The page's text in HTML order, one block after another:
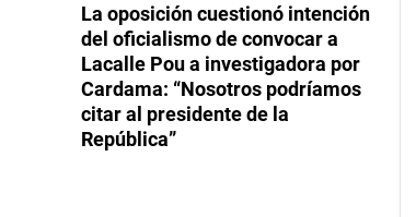
La oposición cuestionó intención
del oficialismo de convocar a
Lacalle Pou a investigadora por
Cardama: “Nosotros podríamos
citar al presidente de la
República”